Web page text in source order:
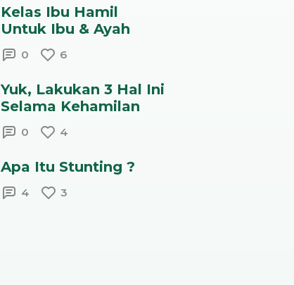
Kelas Ibu Hamil
Untuk Ibu & Ayah
0 6
Yuk, Lakukan 3 Hal Ini
Selama Kehamilan
0 4
Apa Itu Stunting ?
4 3